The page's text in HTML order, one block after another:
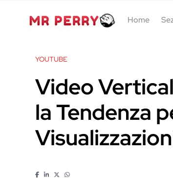
Home
YOUTUBE
Video
la Tendenza